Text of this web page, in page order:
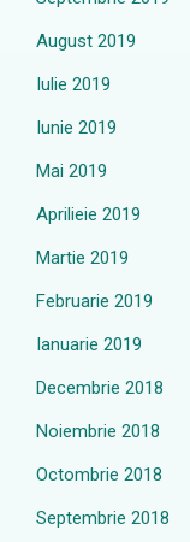
August 2019
Iulie 2019
Iunie 2019
Mai 2019
Aprilieie 2019
Martie 2019
Februarie 2019
Ianuarie 2019
Decembrie 2018
Noiembrie 2018
Octombrie 2018
Septembrie 2018